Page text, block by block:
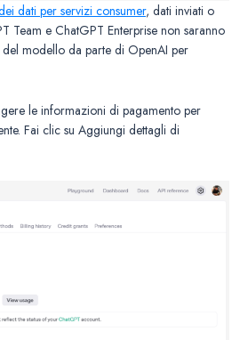
dati per servizi consumer, dati inviati o
Team e ChatGPT Enterprise non saranno
del modello da parte di OpenAI per
le informazioni di pagamento per
Fai clic su Aggiungi dettagli di